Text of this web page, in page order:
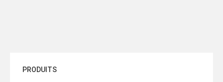
PRODUITS